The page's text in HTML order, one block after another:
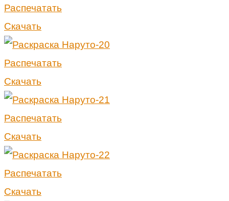
Распечатать
Скачать
Распечатать
Скачать
Распечатать
Скачать
Распечатать
Скачать